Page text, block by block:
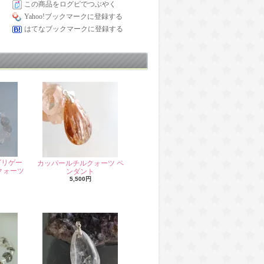
この商品をログピでつぶやく
Yahoo!ブックマークに登録する
はてなブックマークに登録する
ゲー
ォーツ
カッパールチルクォーツ ペ
ンダント
5,500円